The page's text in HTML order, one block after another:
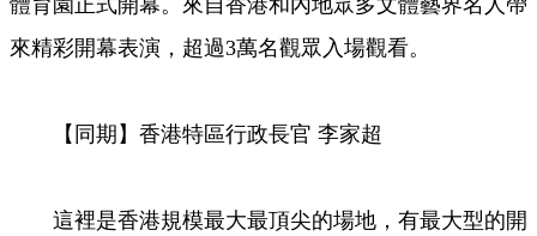
體育園正式開幕。來自香港和內地眾多文體藝界名人帶
來精彩開幕表演，超過3萬名觀眾入場觀看。
【同期】香港特區行政長官 李家超
這裡是香港規模最大最頂尖的場地，有最大型的開